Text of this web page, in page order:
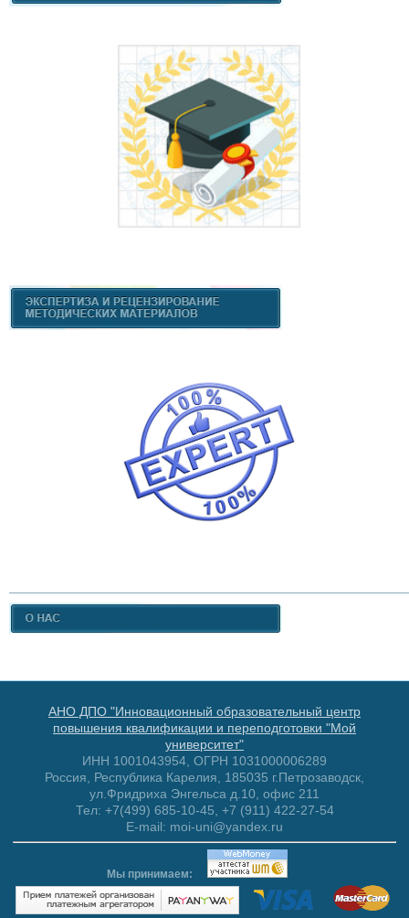
АНО ДПО "Инновационный образовательный центр
повышения квалификации и переподготовки "Мой
университет"
ИНН 1001043954, ОГРН 1031000006289
Россия, Республика Карелия, 185035 г.Петрозаводск,
ул.Фридриха Энгельса д.10, офис 211
Тел: +7(499) 685-10-45, +7 (911) 422-27-54
E-mail: moi-uni@yandex.ru
Мы принимаем: